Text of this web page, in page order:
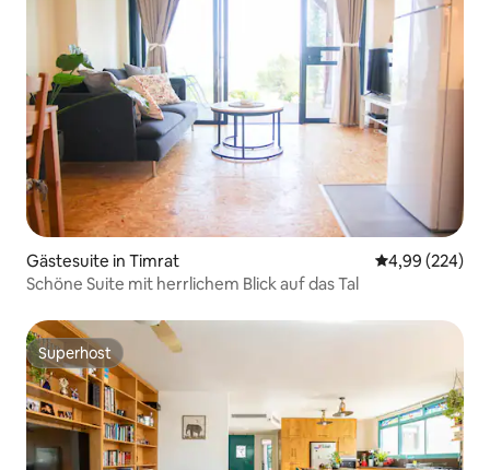
Gästesuite in Timrat
4,99 (224)
Schöne Suite mit herrlichem Blick auf das Tal
Superhost
Superhost